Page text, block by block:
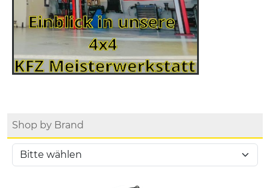
Shop by Brand